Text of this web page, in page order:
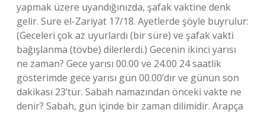
yapmak üzere uyandığınızda, şafak vaktine denk
gelir. Sure el-Zariyat 17/18. Ayetlerde şöyle buyrulur:
(Geceleri çok az uyurlardı (bir süre) ve şafak vakti
bağışlanma (tövbe) dilerlerdi.) Gecenin ikinci yarısı
ne zaman? Gece yarısı 00.00 ve 24.00 24 saatlik
gösterimde gece yarısı gün 00.00’dır ve günün son
dakikası 23’tür. Sabah namazından önceki vakte ne
denir? Sabah, gün içinde bir zaman dilimidir. Arapça